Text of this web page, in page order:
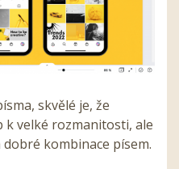
skvělé je, že
k velké rozmanitosti, ale
kombinace písem.